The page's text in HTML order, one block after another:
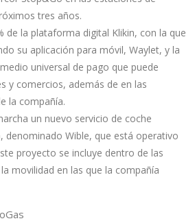
tres años.
de la plataforma digital Klikin, con la que
su aplicación para móvil, Waylet, y la
universal de pago que puede
y comercios, además de en las
la compañía.
un nuevo servicio de coche
denominado Wible, que está operativo
proyecto se incluye dentro de las
movilidad en las que la compañía
Gas